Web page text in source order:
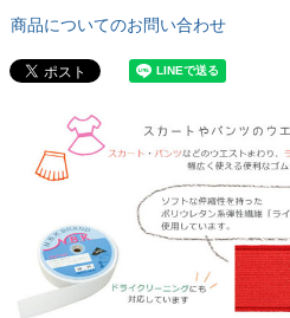
商品についてのお問い合わせ